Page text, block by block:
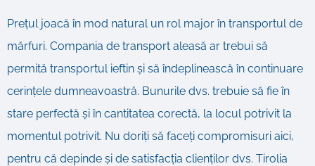
Prețul joacă în mod natural un rol major în transportul de
mărfuri. Compania de transport aleasă ar trebui să
permită transportul ieftin și să îndeplinească în continuare
cerințele dumneavoastră. Bunurile dvs. trebuie să fie în
stare perfectă și în cantitatea corectă, la locul potrivit la
momentul potrivit. Nu doriți să faceți compromisuri aici,
pentru că depinde și de satisfacția clienților dvs. Tirolia